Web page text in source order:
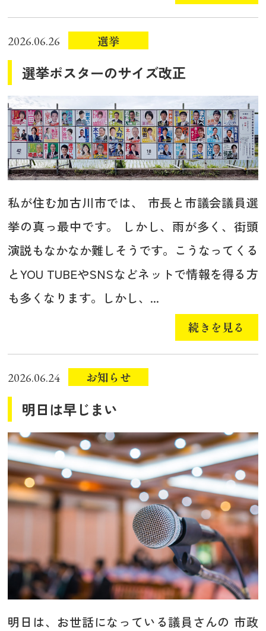
2026.06.26 選挙
選挙ポスターのサイズ改正
私が住む加古川市では、 市長と市議会議員選
挙の真っ最中です。 しかし、雨が多く、街頭
演説もなかなか難しそうです。こうなってくる
とYOU TUBEやSNSなどネットで情報を得る方
も多くなります。しかし、...
続きを見る
2026.06.24 お知らせ
明日は早じまい
明日は、お世話になっている議員さんの 市政